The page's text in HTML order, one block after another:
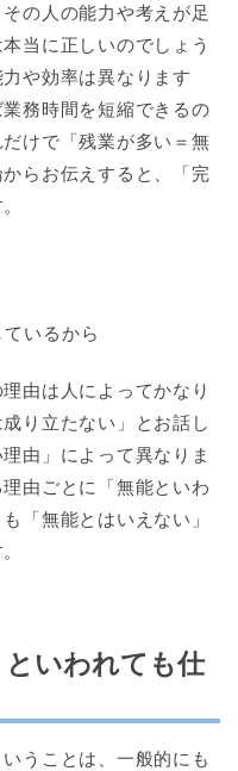
の人の能力や考えが足
当に正しいのでしょう
や効率は異なります
務時間を短縮できるの
けで「残業が多い＝無
らお伝えすると、「完
いるから
由は人によってかなり
り立たない」とお話し
由」によって異なりま
由ごとに「無能といわ
「無能とはいえない」
といわれても仕
うことは、一般的にも